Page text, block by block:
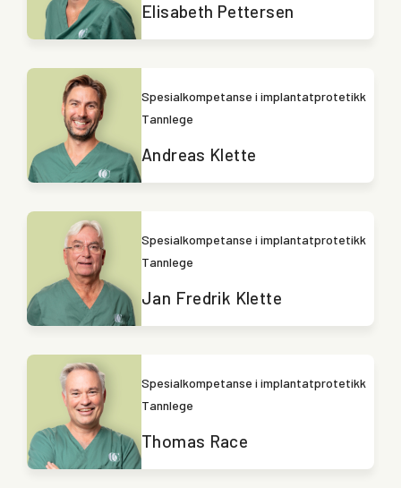
Elisabeth Pettersen
Spesialkompetanse i implantatprotetikk
Tannlege
Andreas Klette
Spesialkompetanse i implantatprotetikk
Tannlege
Jan Fredrik Klette
Spesialkompetanse i implantatprotetikk
Tannlege
Thomas Race